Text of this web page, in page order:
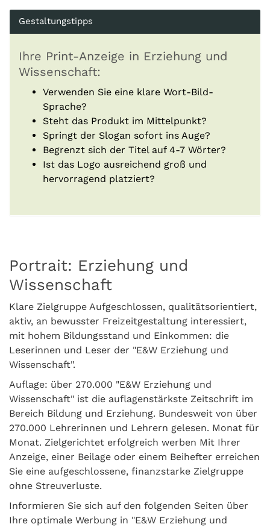
Gestaltungstipps
Ihre Print-Anzeige in Erziehung und
Wissenschaft:
Verwenden Sie eine klare Wort-Bild-
Sprache?
Steht das Produkt im Mittelpunkt?
Springt der Slogan sofort ins Auge?
Begrenzt sich der Titel auf 4-7 Wörter?
Ist das Logo ausreichend groß und
hervorragend platziert?
Portrait: Erziehung und
Wissenschaft
Klare Zielgruppe Aufgeschlossen, qualitätsorientiert,
aktiv, an bewusster Freizeitgestaltung interessiert,
mit hohem Bildungsstand und Einkommen: die
Leserinnen und Leser der "E&W Erziehung und
Wissenschaft".
Auflage: über 270.000 "E&W Erziehung und
Wissenschaft" ist die auflagenstärkste Zeitschrift im
Bereich Bildung und Erziehung. Bundesweit von über
270.000 Lehrerinnen und Lehrern gelesen. Monat für
Monat. Zielgerichtet erfolgreich werben Mit Ihrer
Anzeige, einer Beilage oder einem Beihefter erreichen
Sie eine aufgeschlossene, finanzstarke Zielgruppe
ohne Streuverluste.
Informieren Sie sich auf den folgenden Seiten über
Ihre optimale Werbung in "E&W Erziehung und